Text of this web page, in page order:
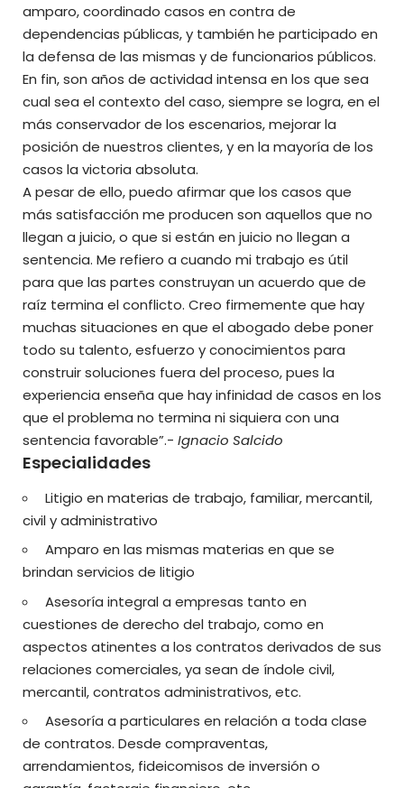
amparo, coordinado casos en contra de
dependencias públicas, y también he participado en
la defensa de las mismas y de funcionarios públicos.
En fin, son años de actividad intensa en los que sea
cual sea el contexto del caso, siempre se logra, en el
más conservador de los escenarios, mejorar la
posición de nuestros clientes, y en la mayoría de los
casos la victoria absoluta.
A pesar de ello, puedo afirmar que los casos que
más satisfacción me producen son aquellos que no
llegan a juicio, o que si están en juicio no llegan a
sentencia. Me refiero a cuando mi trabajo es útil
para que las partes construyan un acuerdo que de
raíz termina el conflicto. Creo firmemente que hay
muchas situaciones en que el abogado debe poner
todo su talento, esfuerzo y conocimientos para
construir soluciones fuera del proceso, pues la
experiencia enseña que hay infinidad de casos en los
que el problema no termina ni siquiera con una
sentencia favorable”.- Ignacio Salcido
Especialidades
Litigio en materias de trabajo, familiar, mercantil,
civil y administrativo
Amparo en las mismas materias en que se
brindan servicios de litigio
Asesoría integral a empresas tanto en
cuestiones de derecho del trabajo, como en
aspectos atinentes a los contratos derivados de sus
relaciones comerciales, ya sean de índole civil,
mercantil, contratos administrativos, etc.
Asesoría a particulares en relación a toda clase
de contratos. Desde compraventas,
arrendamientos, fideicomisos de inversión o